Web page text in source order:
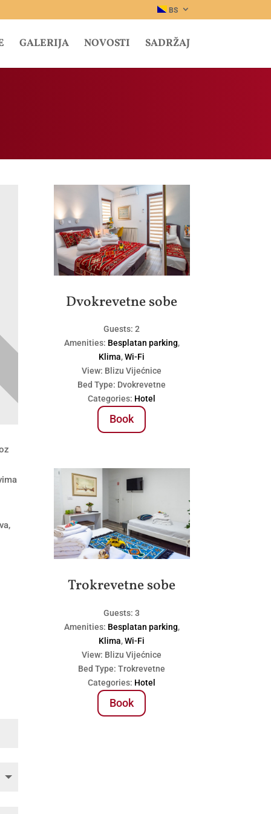
BS
GALERIJA NOVOSTI SADRŽAJ
Dvokrevetne sobe
Guests: 2
Amenities: Besplatan parking,
Klima,Wi-Fi
View: Blizu Vijećnice
Bed Type: Dvokrevetne
Categories: Hotel
Book
Trokrevetne sobe
Guests: 3
Amenities: Besplatan parking,
Klima,Wi-Fi
View: Blizu Vijećnice
Bed Type: Trokrevetne
Categories: Hotel
Book